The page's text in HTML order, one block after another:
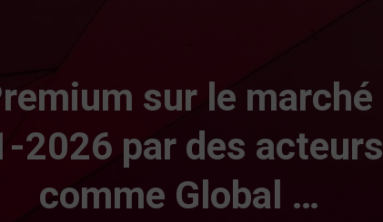
sur le marché
2026 par des
comme Global …